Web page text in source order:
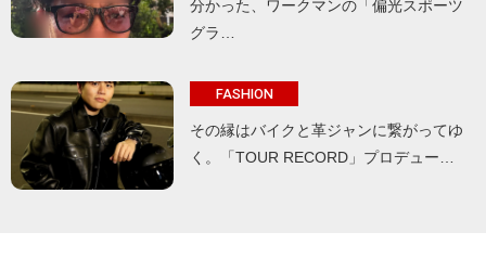
分かった、ワークマンの「偏光スポーツ
グラ…
FASHION
その縁はバイクと革ジャンに繋がってゆ
く。「TOUR RECORD」プロデュー…